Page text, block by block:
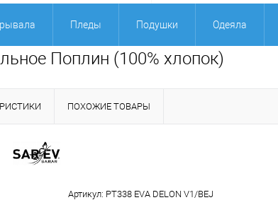
Пледы Подушки Одеяла
Поплин (100% хлопок)
ПОХОЖИЕ ТОВАРЫ
Артикул: PT338 EVA DELON V1/BEJ